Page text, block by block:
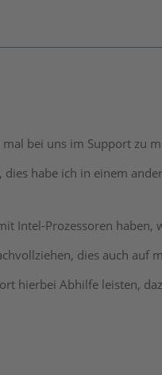
bei uns im Support zu
habe ich in einem
Intel-Prozessoren
dies auch auf
hierbei Abhilfe leisten,